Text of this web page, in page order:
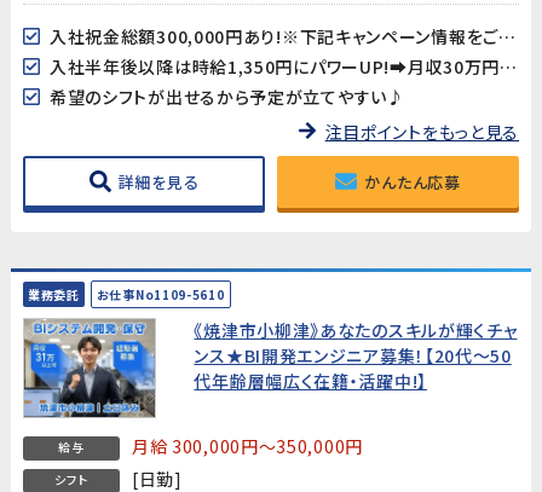
入社祝金総額300,000円あり!※下記キャンペーン情報をご確認ください。
入社半年後以降は時給1,350円にパワーUP!➡月収30万円以上も可!
希望のシフトが出せるから予定が立てやすい♪
注目ポイントをもっと見る
詳細を見る かんたん応募
業務委託 お仕事No1109-5610
《焼津市小柳津》あなたのスキルが輝くチャ
ンス★BI開発エンジニア募集！【20代～50
代年齢層幅広く在籍・活躍中!】
給与 月給 300,000円～350,000円
シフト [日勤]